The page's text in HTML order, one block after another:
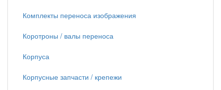
Комплекты переноса изображения
Коротроны / валы переноса
Корпуса
Корпусные запчасти / крепежи